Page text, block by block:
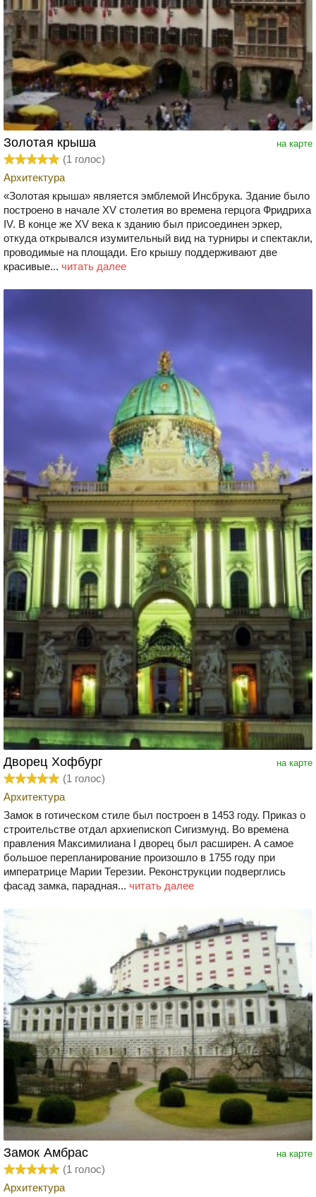
на карте
Золотая крыша
(1 голос)
Архитектура
«Золотая крыша» является эмблемой Инсбрука. Здание было
построено в начале XV столетия во времена герцога Фридриха
IV. В конце же XV века к зданию был присоединен эркер,
откуда открывался изумительный вид на турниры и спектакли,
проводимые на площади. Его крышу поддерживают две
красивые... читать далее
на карте
Дворец Хофбург
(1 голос)
Архитектура
Замок в готическом стиле был построен в 1453 году. Приказ о
строительстве отдал архиепископ Сигизмунд. Во времена
правления Максимилиана I дворец был расширен. А самое
большое перепланирование произошло в 1755 году при
императрице Марии Терезии. Реконструкции подверглись
фасад замка, парадная... читать далее
на карте
Замок Амбрас
(1 голос)
Архитектура